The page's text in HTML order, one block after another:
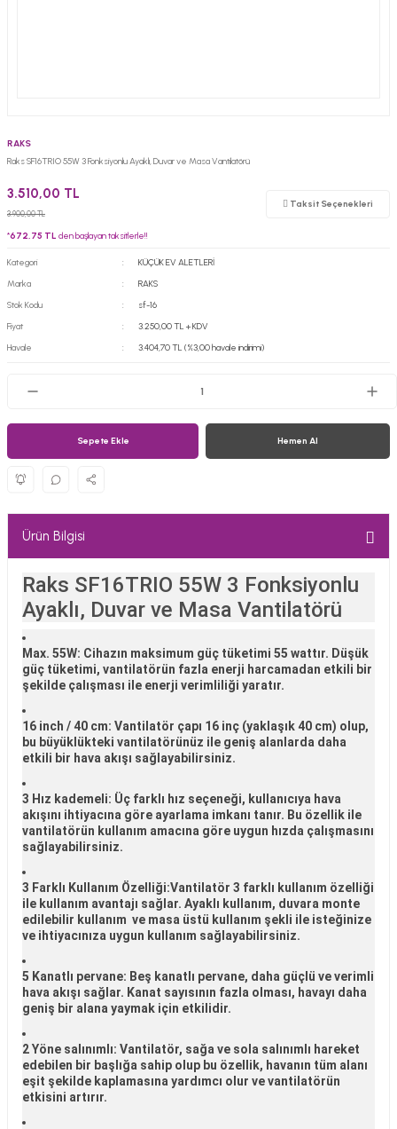
RAKS
Raks SF16TRIO 55W 3 Fonksiyonlu Ayaklı, Duvar ve Masa Vantilatörü
3.510,00 TL
3.900,00 TL
Taksit Seçenekleri
*672,75 TL den başlayan taksitlerle!!
Kategori
KÜÇÜK EV ALETLERİ
Marka
RAKS
Stok Kodu
sf-16
Fiyat
3.250,00 TL + KDV
Havale
3.404,70 TL (%3,00 havale indirimi)
Sepete Ekle Hemen Al
Ürün Bilgisi
Raks SF16TRIO 55W 3 Fonksiyonlu
Ayaklı, Duvar ve Masa Vantilatörü
Max. 55W: Cihazın maksimum güç tüketimi 55 wattır. Düşük
güç tüketimi, vantilatörün fazla enerji harcamadan etkili bir
şekilde çalışması ile enerji verimliliği yaratır.
16 inch / 40 cm: Vantilatör çapı 16 inç (yaklaşık 40 cm) olup,
bu büyüklükteki vantilatörünüz ile geniş alanlarda daha
etkili bir hava akışı sağlayabilirsiniz.
3 Hız kademeli: Üç farklı hız seçeneği, kullanıcıya hava
akışını ihtiyacına göre ayarlama imkanı tanır. Bu özellik ile
vantilatörün kullanım amacına göre uygun hızda çalışmasını
sağlayabilirsiniz.
3 Farklı Kullanım Özelliği:Vantilatör 3 farklı kullanım özelliği
ile kullanım avantajı sağlar. Ayaklı kullanım, duvara monte
edilebilir kullanım ve masa üstü kullanım şekli ile isteğinize
ve ihtiyacınıza uygun kullanım sağlayabilirsiniz.
5 Kanatlı pervane: Beş kanatlı pervane, daha güçlü ve verimli
hava akışı sağlar. Kanat sayısının fazla olması, havayı daha
geniş bir alana yaymak için etkilidir.
2 Yöne salınımlı: Vantilatör, sağa ve sola salınımlı hareket
edebilen bir başlığa sahip olup bu özellik, havanın tüm alanı
eşit şekilde kaplamasına yardımcı olur ve vantilatörün
etkisini artırır.